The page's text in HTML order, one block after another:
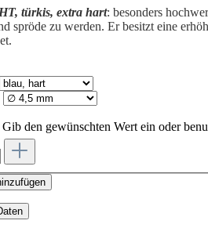
türkis, extra hart: besonders
spröde zu werden. Er besitzt eine
den gewünschten Wert ein oder